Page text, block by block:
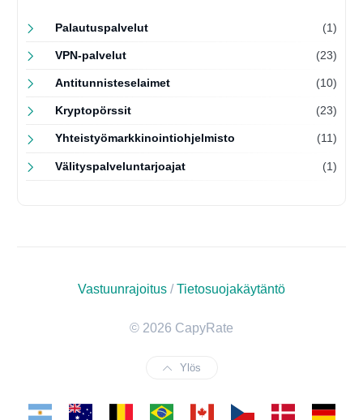
Palautuspalvelut (1)
VPN-palvelut (23)
Antitunnisteselaimet (10)
Kryptopörssit (23)
Yhteistyömarkkinointiohjelmisto (11)
Välityspalveluntarjoajat (1)
Vastuunrajoitus /Tietosuojakäytäntö
© 2026 CapyRate
Ylös